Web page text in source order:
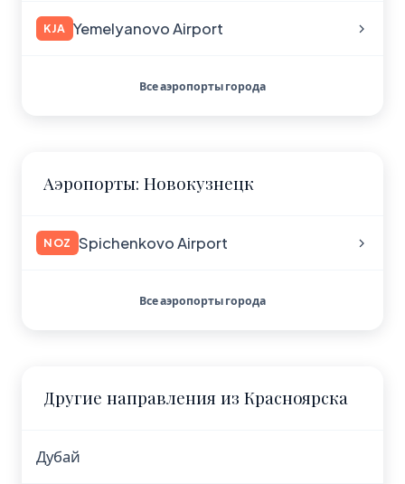
KJA Yemelyanovo Airport
Все аэропорты города
Аэропорты: Новокузнецк
NOZ Spichenkovo Airport
Все аэропорты города
Другие направления из Красноярска
Дубай